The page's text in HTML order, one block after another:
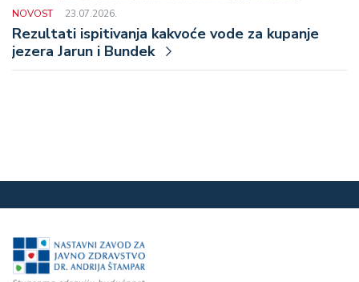
NOVOST 23.07.2026.
Rezultati ispitivanja kakvoće vode za kupanje
jezera Jarun i Bundek